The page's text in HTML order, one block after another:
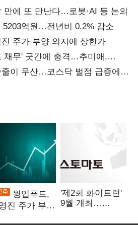
만에 또 만난다…로봇·AI 등 논의
5203억원…전년비 0.2% 감소
주가 부양 의지에 상한가
채무' 곳간에 충격…추미애,
언 승부수
줄이 무산…코스닥 벌점 급증에
윙입푸드,
진 주가 부양
'제2회 화이트런'
9월 개최…